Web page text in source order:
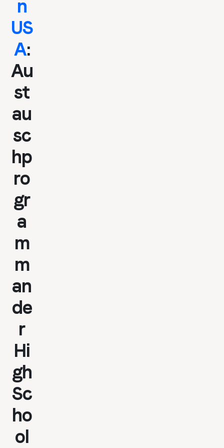
n
US
A:
Au
st
au
sc
hp
ro
gr
a
m
m
an
de
r
Hi
gh
Sc
ho
ol